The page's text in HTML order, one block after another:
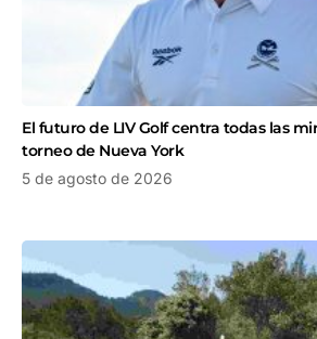
El futuro de LIV Golf centra todas las
torneo de Nueva York
5 de agosto de 2026